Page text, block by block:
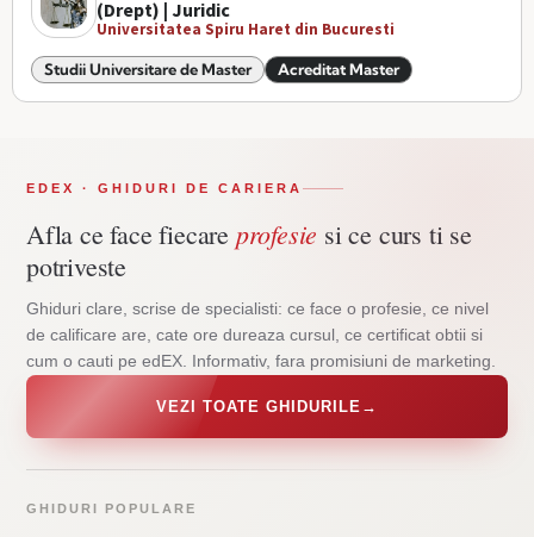
(Drept) | Juridic
Universitatea Spiru Haret din Bucuresti
Studii Universitare de Master Acreditat Master
EDEX · GHIDURI DE CARIERA
Afla ce face fiecare profesie si ce curs ti se
potriveste
Ghiduri clare, scrise de specialisti: ce face o profesie, ce nivel
de calificare are, cate ore dureaza cursul, ce certificat obtii si
cum o cauti pe edEX. Informativ, fara promisiuni de marketing.
VEZI TOATE GHIDURILE →
GHIDURI POPULARE